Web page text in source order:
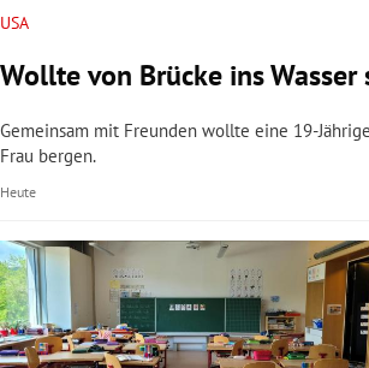
USA
Wollte von Brücke ins
Gemeinsam mit Freunden wollte eine 19-
Frau bergen.
Heute